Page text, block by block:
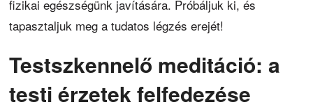
fizikai egészségünk javítására. Próbáljuk ki, és
tapasztaljuk meg a tudatos légzés erejét!
Testszkennelő meditáció: a
testi érzetek felfedezése